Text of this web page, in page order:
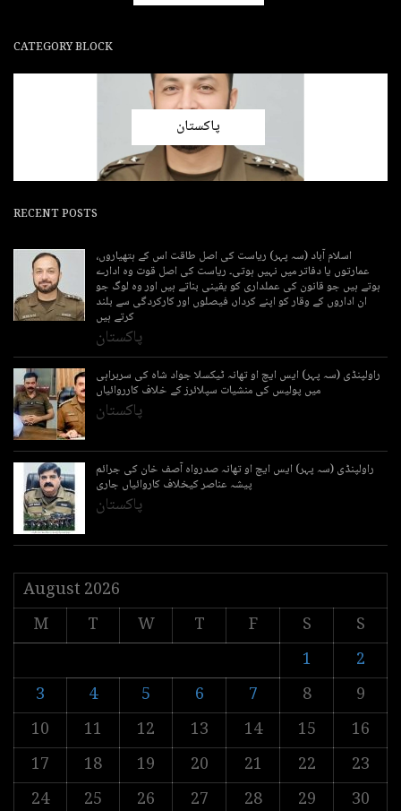
CATEGORY BLOCK
پاکستان
RECENT POSTS
اسلام آباد (سہ پہر) ریاست کی اصل طاقت اس کے ہتھیاروں،
عمارتوں یا دفاتر میں نہیں ہوتی۔ ریاست کی اصل قوت وہ ادارے
ہوتے ہیں جو قانون کی عملداری کو یقینی بناتے ہیں اور وہ لوگ جو
ان اداروں کے وقار کو اپنے کردار، فیصلوں اور کارکردگی سے بلند
کرتے ہیں
پاکستان
راولپنڈی (سہ پہر) ایس ایچ او تھانہ ٹیکسلا جواد شاہ کی سربراہی
میں پولیس کی منشیات سپلائرز کے خلاف کارروائیاں
پاکستان
راولپنڈی (سہ پہر) ایس ایچ او تھانہ صدرواہ آصف خان کی جرائم
پیشہ عناصر کیخلاف کاروائیاں جاری
پاکستان
August 2026
M
T W T F S
S
1
2
3
4 5 6 7 8
9
10
11 12 13 14 15
16
17
18 19 20 21 22
23
24
25 26 27 28 29 30